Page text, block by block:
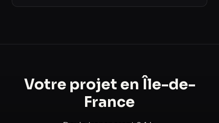
Votre projet en Île-de-
France